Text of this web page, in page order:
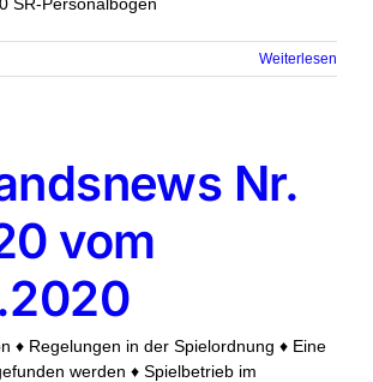
Weiterlesen
Nr.
vom
♦ Regelungen in der Spielordnung ♦ Eine
werden ♦ Spielbetrieb im